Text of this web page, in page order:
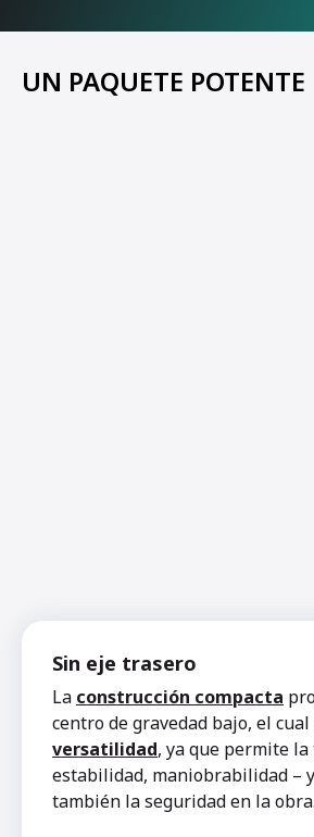
UN PAQUETE POTENTE
Sin eje trasero
La construcción compacta
centro de gravedad bajo, el
versatilidad, ya que permite la
estabilidad, maniobrabilidad –
también la seguridad en la obra.